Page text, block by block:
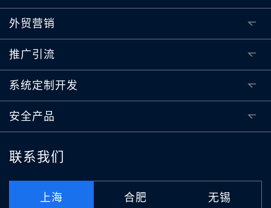
外贸营销
推广引流
系统定制开发
安全产品
联系我们
上海 合肥 无锡